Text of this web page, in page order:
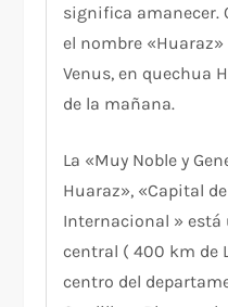
significa amanecer.
el nombre
Venus, en quechua
de la mañana.
La «Muy Noble y
Huaraz», «Capital
Internacional » está
central ( 400 km de
centro del